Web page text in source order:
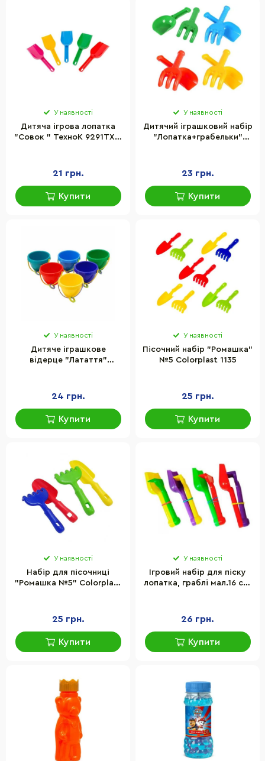
У наявності
Дитяча ігрова лопатка
"Совок " ТехноК 9291TXK,
21 грн.
Купити
У наявності
Дитячий іграшковий набір
"Лопатка+грабельки"
23 грн.
Купити
У наявності
Дитяче іграшкове
відерце "Латаття"
24 грн.
Купити
У наявності
Пісочний набір "Ромашка"
№5 Colorplast 1135
25 грн.
Купити
У наявності
Набір для пісочниці
"Ромашка №5" Colorplast
25 грн.
Купити
У наявності
Ігровий набір для піску
лопатка, граблі мал.16 см.
26 грн.
Купити